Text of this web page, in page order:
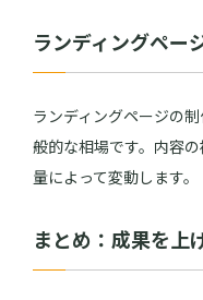
ランディングペー
ランディングページの制
般的な相場です。内容
量によって変動します。
まとめ：成果を上